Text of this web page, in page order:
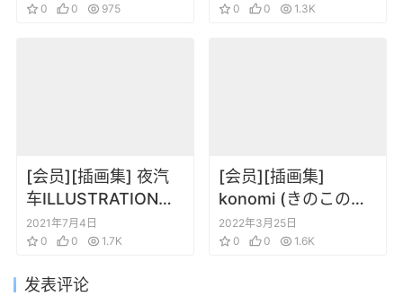
voyage
0
0 975
EXT
0
0 1.3K
[会员][插画集] 夜汽
车ILLUSTRATION
MAKING & VISUAL
BOOK
2021年7月4日
0
0 1.7K
[会员][插画集]
konomi (きのこのみ)
Art Works [DL版]
2022年3月25日
0
0 1.6K
发表评论